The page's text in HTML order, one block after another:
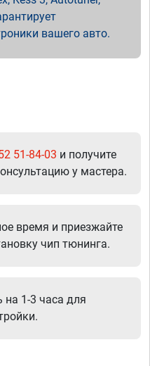
вашего авто.
51-84-03 и получите
у мастера.
время и приезжайте
чип тюнинга.
на 1-3 часа для